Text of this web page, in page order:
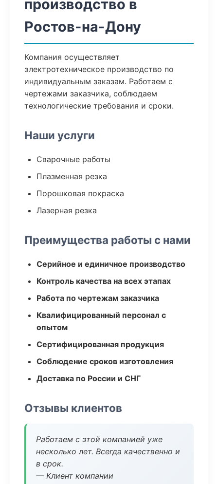
производство в
Ростов-на-Дону
Компания осуществляет
электротехническое производство по
индивидуальным заказам. Работаем с
чертежами заказчика, соблюдаем
технологические требования и сроки.
Наши услуги
Сварочные работы
Плазменная резка
Порошковая покраска
Лазерная резка
Преимущества работы с нами
Серийное и единичное производство
Контроль качества на всех этапах
Работа по чертежам заказчика
Квалифицированный персонал с
опытом
Сертифицированная продукция
Соблюдение сроков изготовления
Доставка по России и СНГ
Отзывы клиентов
Работаем с этой компанией уже
несколько лет. Всегда качественно и
в срок.
— Клиент компании